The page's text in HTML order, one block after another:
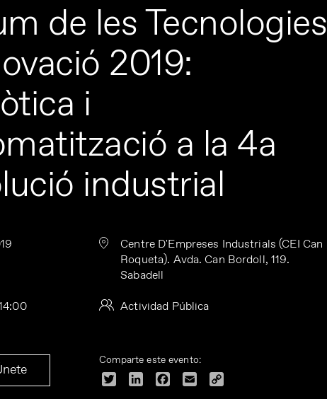
de les Tecnologies
2019:
i
a la 4a
industrial
Centre D'Empreses Industrials (CEI Can
Roqueta). Avda. Can Bordoll, 119.
Sabadell
Actividad Pública
Comparte este evento:
Twitter LinkedInFacebook
Email